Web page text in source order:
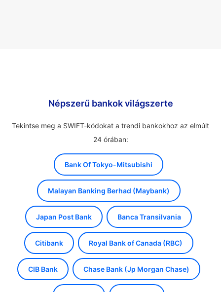
Népszerű bankok világszerte
Tekintse meg a SWIFT-kódokat a trendi bankokhoz az elmúlt
24 órában:
Bank Of Tokyo-Mitsubishi
Malayan Banking Berhad (Maybank)
Japan Post Bank Banca Transilvania
Citibank Royal Bank of Canada (RBC)
CIB Bank Chase Bank (Jp Morgan Chase)